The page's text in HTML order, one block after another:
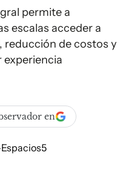
permite a
escalas acceder a
reducción de costos y
en